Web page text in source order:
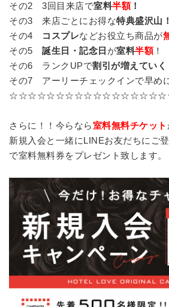
その2 3回目来店で室料半額！
その3 来店ごとにお得な特典盛沢山！
その4
コスプレなどお役立ち商品が
その5 誕生日・記念日 が室料半額！
その6 ランクUPで割引が増えていく
その7 アーリーチェックインで早め
さらに！！今らなら室料無料チケット
新規入会と一緒にLINEお友だちにご
で室料無料券をプレゼント致します。